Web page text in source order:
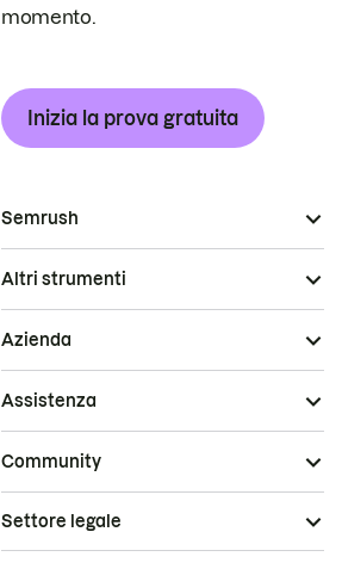
momento.
Inizia la prova gratuita
Semrush
Altri strumenti
Azienda
Assistenza
Community
Settore legale